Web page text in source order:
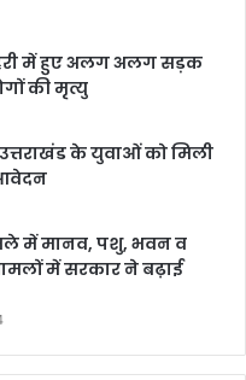
में हुए अलग अलग सड़क
की मृत्यु
के युवाओं को मिली
में मानव, पशु, भवन व
में सरकार ने बढ़ाई